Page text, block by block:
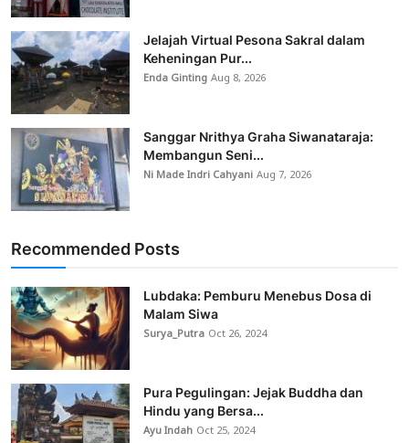
Jelajah Virtual Pesona Sakral dalam
Keheningan Pur...
Enda GintingAug 8, 2026
Sanggar Nrithya Graha Siwanataraja:
Membangun Seni...
Ni Made Indri CahyaniAug 7, 2026
Recommended Posts
Lubdaka: Pemburu Menebus Dosa di
Malam Siwa
Surya_Putra Oct 26, 2024
Pura Pegulingan: Jejak Buddha dan
Hindu yang Bersa...
Ayu Indah Oct 25, 2024